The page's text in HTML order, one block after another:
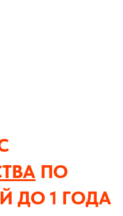
ПО
ДО 1 ГОДА